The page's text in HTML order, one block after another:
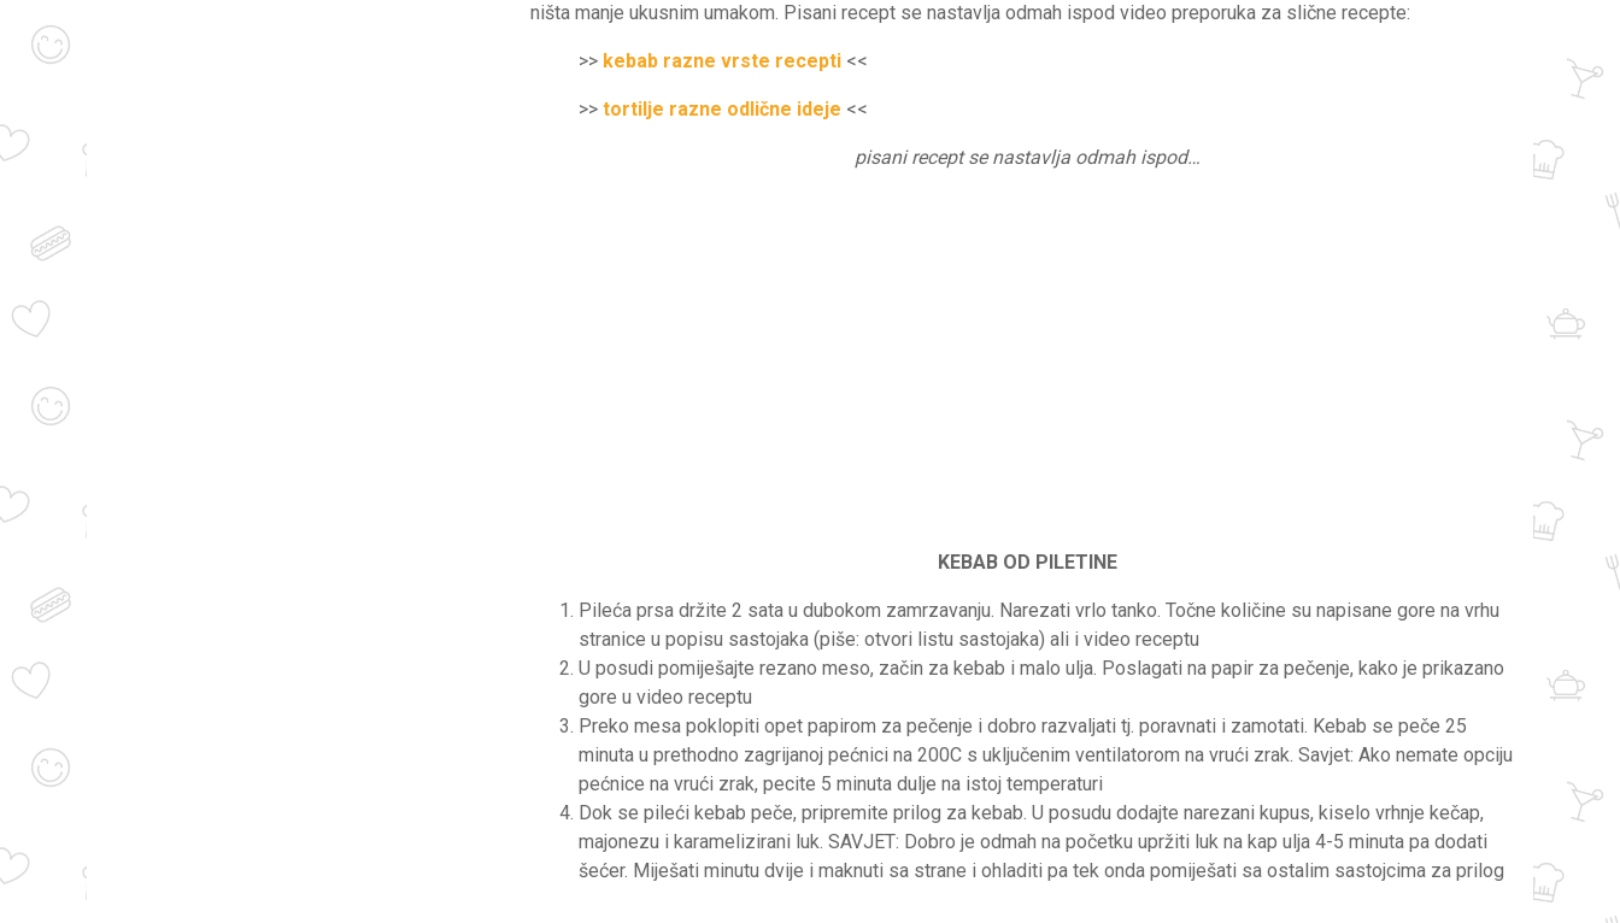
ništa manje ukusnim umakom. Pisani recept se nastavlja odmah ispod video preporuka za slične recepte:
>> kebab razne vrste recepti <<
>> tortilje razne odlične ideje <<
pisani recept se nastavlja odmah ispod…
KEBAB OD PILETINE
Pileća prsa držite 2 sata u dubokom zamrzavanju. Narezati vrlo tanko. Točne količine su napisane gore na vrhu
stranice u popisu sastojaka (piše: otvori listu sastojaka) ali i video receptu
U posudi pomiješajte rezano meso, začin za kebab i malo ulja. Poslagati na papir za pečenje, kako je prikazano
gore u video receptu
Preko mesa poklopiti opet papirom za pečenje i dobro razvaljati tj. poravnati i zamotati. Kebab se peče 25
minuta u prethodno zagrijanoj pećnici na 200C s uključenim ventilatorom na vrući zrak. Savjet: Ako nemate opciju
pećnice na vrući zrak, pecite 5 minuta dulje na istoj temperaturi
Dok se pileći kebab peče, pripremite prilog za kebab. U posudu dodajte narezani kupus, kiselo vrhnje kečap,
majonezu i karamelizirani luk. SAVJET: Dobro je odmah na početku upržiti luk na kap ulja 4-5 minuta pa dodati
šećer. Miješati minutu dvije i maknuti sa strane i ohladiti pa tek onda pomiješati sa ostalim sastojcima za prilog